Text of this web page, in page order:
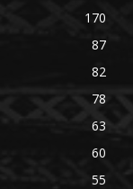
170
87
82
78
63
60
55